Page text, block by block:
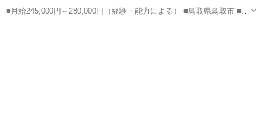
■月給245,000円～280,000円（経験・能力による） ■鳥取県鳥取市 ■派